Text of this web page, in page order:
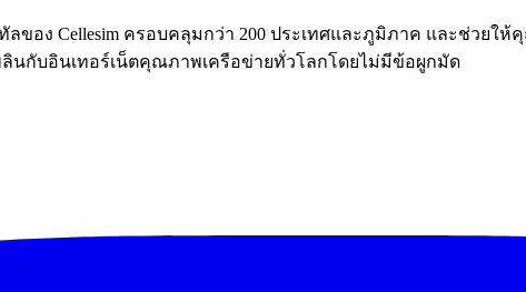
ลของ Cellesim ครอบคลุมกว่า 200 ประเทศและภูมิภาค และช่วย
ลินกับอินเทอร์เน็ตคุณภาพเครือข่ายทั่วโลกโดยไม่มีข้อผูกมัด